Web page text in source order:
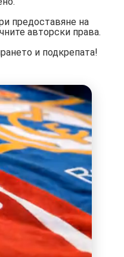
предоставяне на
авторски права.
и подкрепата!